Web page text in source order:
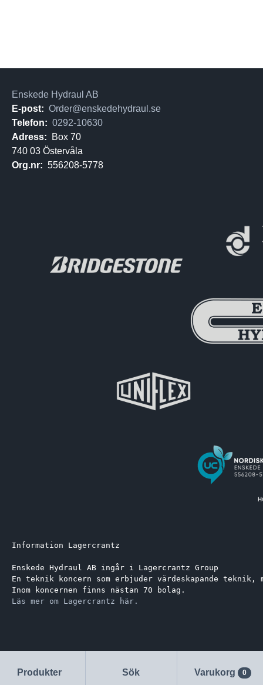
Produkter Sök Varukorg 0
Information Lagercrantz
Enskede Hydraul AB ingår i Lagercrantz Group
En teknik koncern som erbjuder värdeskapande
Inom koncernen finns nästan 70 bolag.
Läs mer om Lagercrantz här.
Enskede Hydraul AB
E-post: Order@enskedehydraul.se
Telefon: 0292-10630
Adress:
Box 70
740 03 Östervåla
Org.nr: 556208-5778